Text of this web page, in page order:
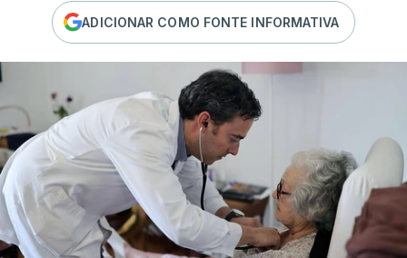
ADICIONAR COMO FONTE INFORMATIVA